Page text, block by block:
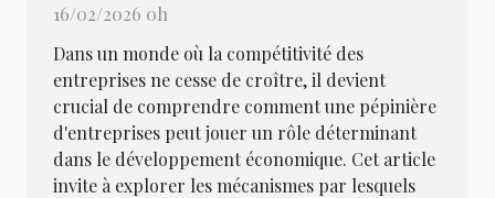
16/02/2026 0h
Dans un monde où la compétitivité des
entreprises ne cesse de croître, il devient
crucial de comprendre comment une pépinière
d'entreprises peut jouer un rôle déterminant
dans le développement économique. Cet article
invite à explorer les mécanismes par lesquels